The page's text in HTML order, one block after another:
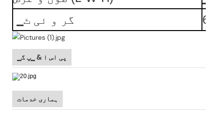
▁گر و ئی ٹ
▁پی اس ا & ▁پ گ
ہماری خدمات